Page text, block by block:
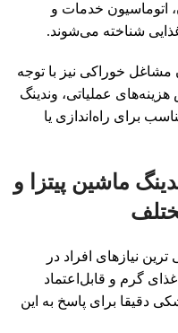
اتوماسیون خدمات و
شناخته می‌شوند.
مشاغل خوراکی نیز با توجه
عملیاتی، وندینگ
برای راه‌اندازی یا
ماشین پیتزا و
نیازهای افراد در
گرم و قابل‌اعتماد
دقیقا برای پاسخ به این